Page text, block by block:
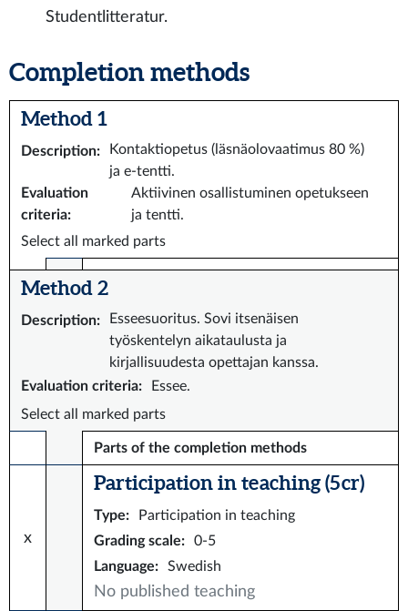
Studentlitteratur.
Completion methods
Method 1
Description:
Kontaktiopetus (läsnäolovaatimus 80 %)
ja e-tentti.
Evaluation
criteria:
Aktiivinen osallistuminen opetukseen
ja tentti.
Select all marked parts
Method 2
Description:
Esseesuoritus. Sovi itsenäisen
työskentelyn aikataulusta ja
kirjallisuudesta opettajan kanssa.
Evaluation criteria:
Essee.
Select all marked parts
Parts of the completion methods
x
Participation in teaching (5 cr)
Type:
Participation in teaching
Grading scale:
0-5
Language: Swedish
No published teaching